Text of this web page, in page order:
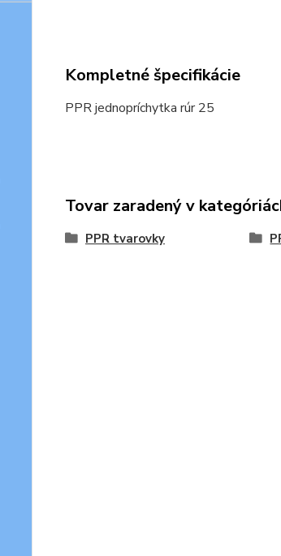
Kompletné špecifikácie
PPR jednopríchytka rúr 25
Tovar zaradený v
PPR tvarovky